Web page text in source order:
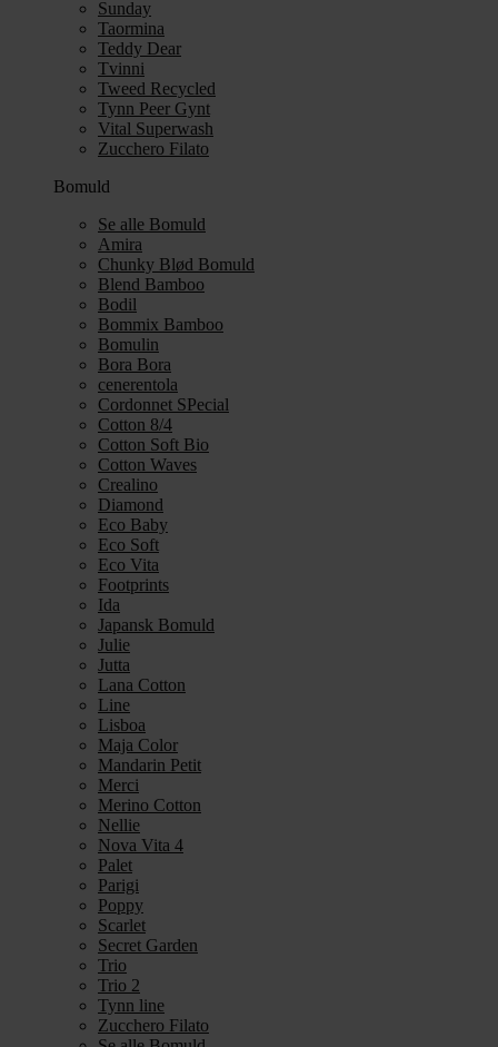
Sunday
Taormina
Teddy Dear
Tvinni
Tweed Recycled
Tynn Peer Gynt
Vital Superwash
Zucchero Filato
Bomuld
Se alle Bomuld
Amira
Chunky Blød Bomuld
Blend Bamboo
Bodil
Bommix Bamboo
Bomulin
Bora Bora
cenerentola
Cordonnet SPecial
Cotton 8/4
Cotton Soft Bio
Cotton Waves
Crealino
Diamond
Eco Baby
Eco Soft
Eco Vita
Footprints
Ida
Japansk Bomuld
Julie
Jutta
Lana Cotton
Line
Lisboa
Maja Color
Mandarin Petit
Merci
Merino Cotton
Nellie
Nova Vita 4
Palet
Parigi
Poppy
Scarlet
Secret Garden
Trio
Trio 2
Tynn line
Zucchero Filato